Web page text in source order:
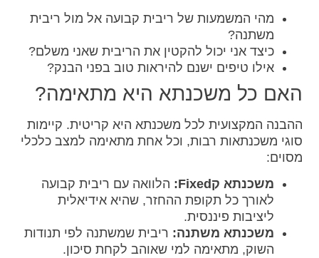
מהי המשמעות של ריבית קבועה אל מול ריבית
משתנה?
כיצד אני יכול להקטין את הריבית שאני משלם?
אילו טיפים ישנם להיראות טוב בפני הבנק?
האם כל משכנתא היא מתאימה?
ההבנה המקצועית לכל משכנתא היא קריטית. קיימות
סוגי משכנתאות רבות, וכל אחת מתאימה למצב כלכלי
מסוים:
משכנתא קFixed:
הלוואה עם ריבית קבועה
לאורך כל תקופת ההחזר, שהיא אידיאלית
ליציבות פיננסית.
משכנתא משתנה: ריבית שמשתנה לפי תנודות
השוק, מתאימה למי שאוהב לקחת סיכון.